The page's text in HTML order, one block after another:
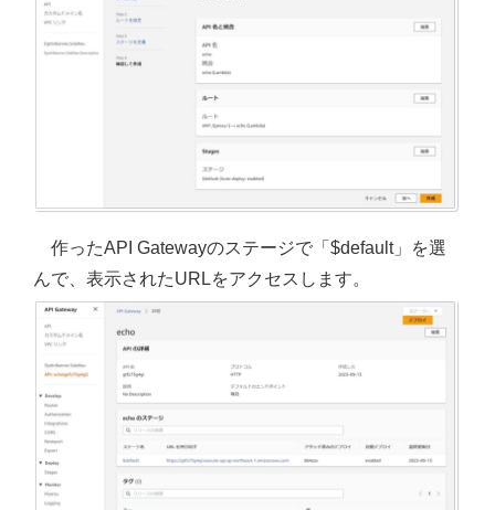
作ったAPI Gatewayのステージで「$default」を選
んで、表示されたURLをアクセスします。